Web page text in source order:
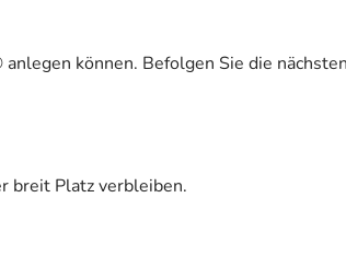
können. Befolgen Sie die
breit Platz verbleiben.